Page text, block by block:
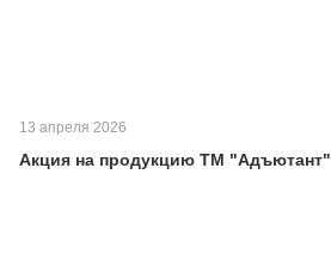
13 апреля 2026
Акция на продукцию ТМ "Адъютант"